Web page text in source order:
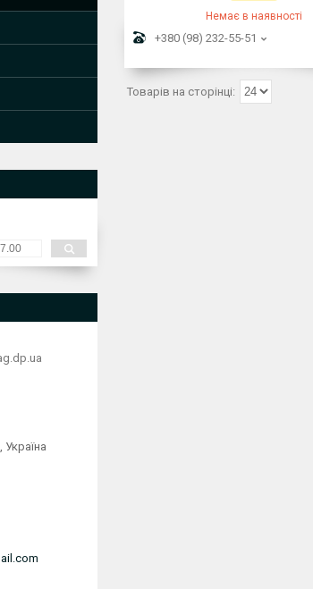
Немає в наявності
+380 (98) 232-55-51